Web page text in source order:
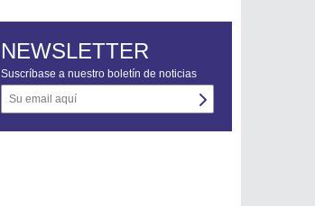
NEWSLETTER
Suscríbase a nuestro boletín de noticias